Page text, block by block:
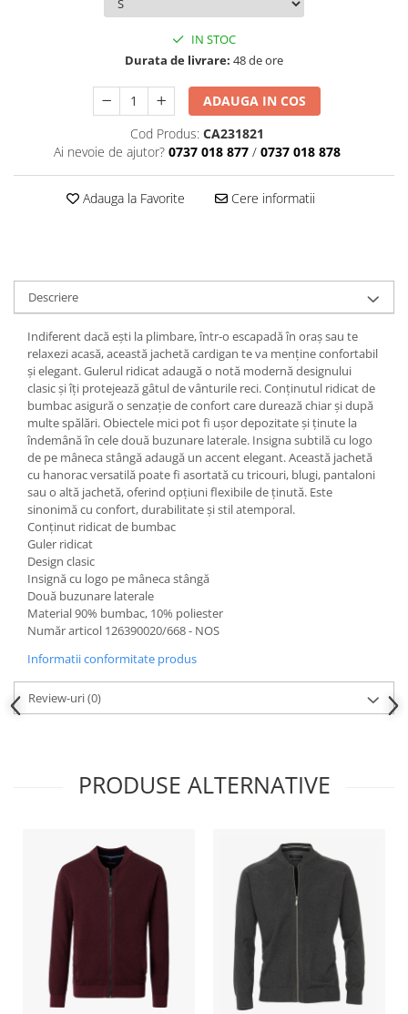
IN STOC
Durata de livrare: 48 de ore
ADAUGA IN COS
Cod Produs: CA231821
Ai nevoie de ajutor? 0737 018 877 / 0737 018 878
Adauga la Favorite Cere informatii
Descriere
Indiferent dacă ești la plimbare, într-o escapadă în oraș sau te
relaxezi acasă, această jachetă cardigan te va menține confortabil
și elegant. Gulerul ridicat adaugă o notă modernă designului
clasic și îți protejează gâtul de vânturile reci. Conținutul ridicat de
bumbac asigură o senzație de confort care durează chiar și după
multe spălări. Obiectele mici pot fi ușor depozitate și ținute la
îndemână în cele două buzunare laterale. Insigna subtilă cu logo
de pe mâneca stângă adaugă un accent elegant. Această jachetă
cu hanorac versatilă poate fi asortată cu tricouri, blugi, pantaloni
sau o altă jachetă, oferind opțiuni flexibile de ținută. Este
sinonimă cu confort, durabilitate și stil atemporal.
Conținut ridicat de bumbac
Guler ridicat
Design clasic
Insignă cu logo pe mâneca stângă
Două buzunare laterale
Material 90% bumbac, 10% poliester
Număr articol 126390020/668 - NOS
Informatii conformitate produs
Review-uri(0)
PRODUSE ALTERNATIVE